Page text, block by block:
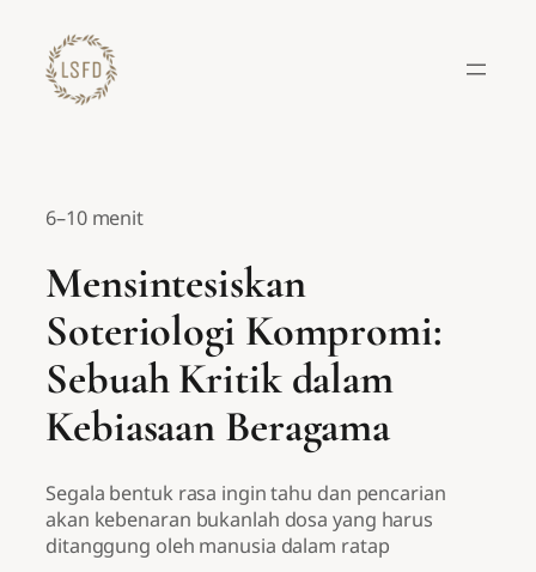
konten
6–10 menit
Mensintesiskan
Soteriologi Kompromi:
Sebuah Kritik dalam
Kebiasaan Beragama
Segala bentuk rasa ingin tahu dan pencarian
akan kebenaran bukanlah dosa yang harus
ditanggung oleh manusia dalam ratap